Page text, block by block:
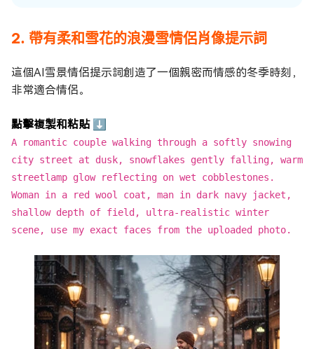
2. 帶有柔和雪花的浪漫雪情侶肖像提示詞
這個AI雪景情侶提示詞創造了一個親密而情感的冬季時刻，
非常適合情侶。
點擊複製和粘貼 ⬇
A romantic couple walking through a softly snowing
city street at dusk, snowflakes gently falling, warm
streetlamp glow reflecting on wet cobblestones.
Woman in a red wool coat, man in dark navy jacket,
shallow depth of field, ultra-realistic winter
scene, use my exact faces from the uploaded photo.